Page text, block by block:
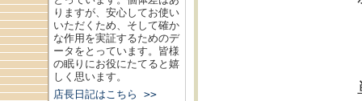
りますが、安心してお使い
いただくため、そして確か
な作用を実証するためのデ
ータをとっています。皆様
の眠りにお役にたてると嬉
しく思います。
店長日記はこちら >>